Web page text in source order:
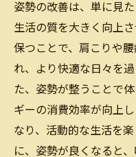
美容整体の施
姿勢改善に特
技術革新がも
美容整体を受けて
姿勢改善がも
美容整体で得
姿勢の改善は、単に見
生活の質を大きく向上
保つことで、肩こりや
れ、より快適な日々を
た、姿勢が整うことで
ギーの消費効率が向上
なり、活動的な生活を
に、姿勢が良くなると